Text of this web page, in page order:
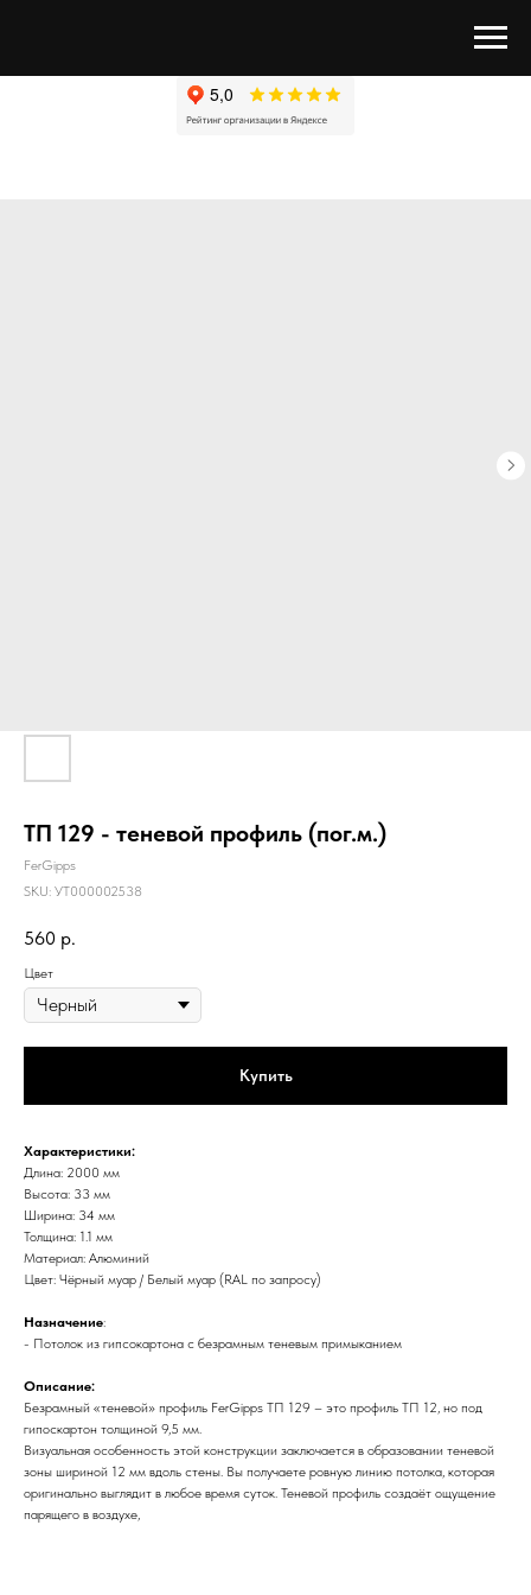
ТП 129 - теневой профиль (пог.м.)
FerGipps
SKU: УТ000002538
560 р.
Цвет
Купить
Характеристики:
Длина: 2000 мм
Высота: 33 мм
Ширина: 34 мм
Толщина: 1.1 мм
Материал: Алюминий
Цвет: Чёрный муар / Белый муар (RAL по запросу)
Назначение:
- Потолок из гипсокартона с безрамным теневым примыканием
Описание:
Безрамный «теневой» профиль FerGipps ТП 129 – это профиль ТП 12, но под
гипоскартон толщиной 9,5 мм.
Визуальная особенность этой конструкции заключается в образовании теневой
зоны шириной 12 мм вдоль стены. Вы получаете ровную линию потолка, которая
оригинально выглядит в любое время суток. Теневой профиль создаёт ощущение
парящего в воздухе,